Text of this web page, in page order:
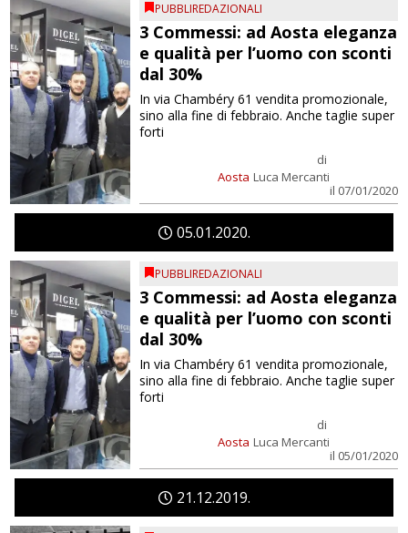
PUBBLIREDAZIONALI
3 Commessi: ad Aosta eleganza
e qualità per l’uomo con sconti
dal 30%
Aosta
di
Luca Mercanti
il 07/01/2020
In via Chambéry 61 vendita promozionale,
sino alla fine di febbraio. Anche taglie super
forti
0501 2020
PUBBLIREDAZIONALI
3 Commessi: ad Aosta eleganza
e qualità per l’uomo con sconti
dal 30%
Aosta
di
Luca Mercanti
il 05/01/2020
In via Chambéry 61 vendita promozionale,
sino alla fine di febbraio. Anche taglie super
forti
21 12 2019